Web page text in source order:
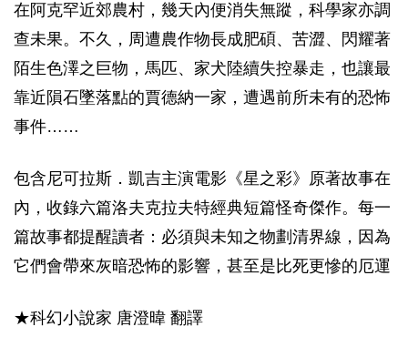
在阿克罕近郊農村，幾天內便消失無蹤，科學家亦調
查未果。不久，周遭農作物長成肥碩、苦澀、閃耀著
陌生色澤之巨物，馬匹、家犬陸續失控暴走，也讓最
靠近隕石墜落點的賈德納一家，遭遇前所未有的恐怖
事件……
包含尼可拉斯．凱吉主演電影《星之彩》原著故事在
內，收錄六篇洛夫克拉夫特經典短篇怪奇傑作。每一
篇故事都提醒讀者：必須與未知之物劃清界線，因為
它們會帶來灰暗恐怖的影響，甚至是比死更慘的厄運
★科幻小說家 唐澄暐 翻譯